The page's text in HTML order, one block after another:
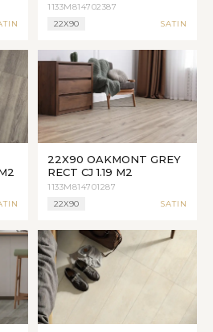
1133M814702387
22X90
SATIN
22X90 OAKMONT GREY
RECT CJ 1.19 M2
1133M814701287
22X90
SATIN